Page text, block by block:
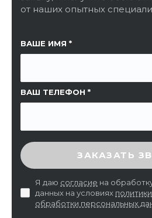
от наших опытных
ВАШЕ ИМЯ
ВАШ ТЕЛЕФОН
ССЫЛКА НА СТРАНИЦУ
ВВЕДИТЕ ПРОВЕРОЧНЫЙ КОД
ЗАКАЗАТЬ
Я даю согласие на
данных на условиях
обработки персональных